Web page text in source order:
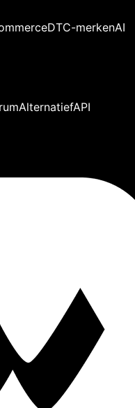
DTC-merkenAI
AlternatiefAPI